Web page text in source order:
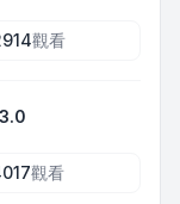
觀看
觀看